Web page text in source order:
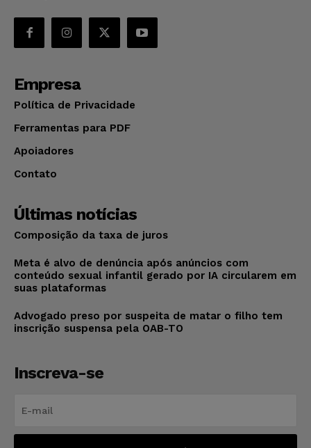
Empresa
Política de Privacidade
Ferramentas para PDF
Apoiadores
Contato
Últimas notícias
Composição da taxa de juros
Meta é alvo de denúncia após anúncios com
conteúdo sexual infantil gerado por IA circularem em
suas plataformas
Advogado preso por suspeita de matar o filho tem
inscrição suspensa pela OAB-TO
Inscreva-se